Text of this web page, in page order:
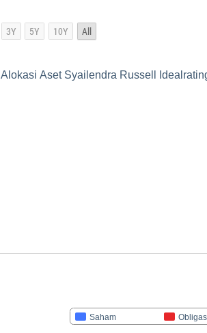
Alokasi Aset Syailendra Russell
Saham